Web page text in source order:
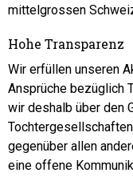
mittelgrossen
Hohe Transparenz
Wir erfüllen unseren
Ansprüche bezüglich
wir deshalb über den
gegenüber allen
eine offene